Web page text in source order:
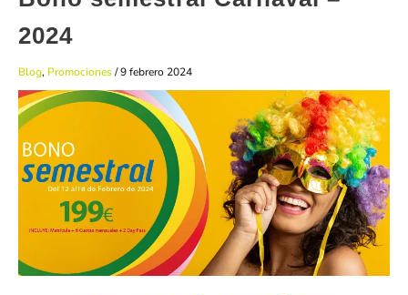
2024
Blog, Promociones/9 febrero 2024